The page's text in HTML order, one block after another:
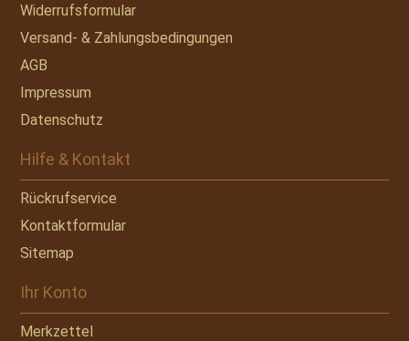
Widerrufsformular
Versand- & Zahlungsbedingungen
AGB
Impressum
Datenschutz
Hilfe & Kontakt
Rückrufservice
Kontaktformular
Sitemap
Ihr Konto
Merkzettel